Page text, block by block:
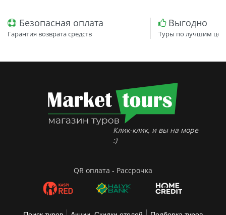
Безопасная оплата
Гарантия возврата средств
Выгодно
Туры по лучшим
Клик-клик, и вы на море
:)
QR оплата - Рассрочка